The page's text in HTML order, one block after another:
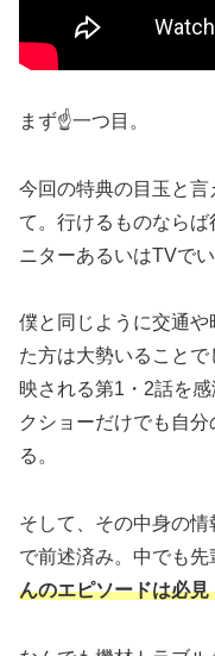
まず☝️一つ目。
今回の特典の目玉と
て。行けるものなら
ニターあるいはTVで
僕と同じように交通
た方は大勢いること
映される第1・2話を
クショーだけでも自
る。
そして、その中身の
で前述済み。中でも先
んのエピソードは必見